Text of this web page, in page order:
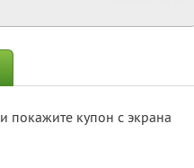
и покажите купон с экрана